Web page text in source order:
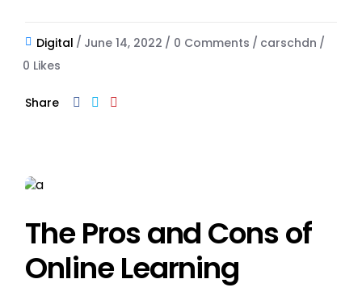
Digital June 14, 2022 0 Comments
carschdn
0 Likes
Share
The Pros and Cons of
Online Learning